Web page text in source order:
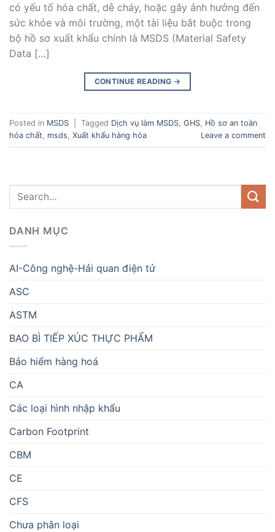
có yếu tố hóa chất, dễ cháy, hoặc gây ảnh hưởng đến
sức khỏe và môi trường, một tài liệu bắt buộc trong
bộ hồ sơ xuất khẩu chính là MSDS (Material Safety
Data […]
CONTINUE READING →
Posted in MSDS Tagged Dịch vụ làm MSDS, GHS, Hồ sơ an toàn
hóa chất, msds, Xuất khẩu hàng hóa Leave a comment
DANH MỤC
AI-Công nghệ-Hải quan điện tử
ASC
ASTM
BAO BÌ TIẾP XÚC THỰC PHẨM
Bảo hiểm hàng hoá
CA
Các loại hình nhập khẩu
Carbon Footprint
CBM
CE
CFS
Chưa phân loại